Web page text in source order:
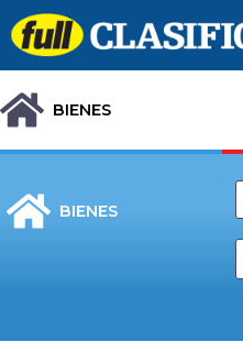
BIENES
BIENES